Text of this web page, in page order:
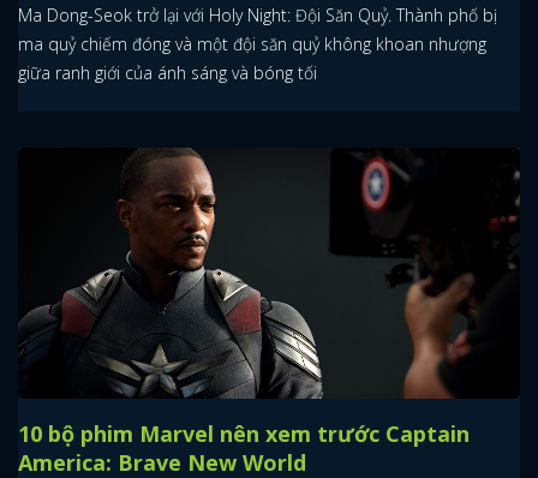
Ma Dong-Seok trở lại với Holy Night: Đội Săn Quỷ. Thành phố bị
ma quỷ chiếm đóng và một đội săn quỷ không khoan nhượng
giữa ranh giới của ánh sáng và bóng tối
10 bộ phim Marvel nên xem trước Captain
America: Brave New World